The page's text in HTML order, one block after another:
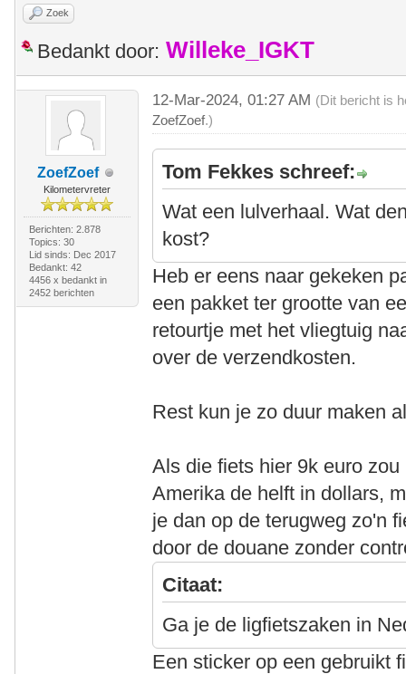
Zoek
Bedankt door: Willeke_IGKT
ZoefZoef
Kilometervreter
Berichten: 2.878
Topics: 30
Lid sinds: Dec 2017
Bedankt: 42
4456 x bedankt in
2452 berichten
12-Mar-2024, 01:27 AM (Dit bericht is
ZoefZoef.)
Tom Fekkes schreef:
Wat een lulverhaal. Wat
kost?
Heb er eens naar gekeken
een pakket ter grootte van
retourtje met het vliegtuig
over de verzendkosten.
Rest kun je zo duur maken
Als die fiets hier 9k euro
Amerika de helft in dollars,
je dan op de terugweg zo'n
door de douane zonder
Citaat:
Ga je de ligfietszaken in
Een sticker op een gebruikt